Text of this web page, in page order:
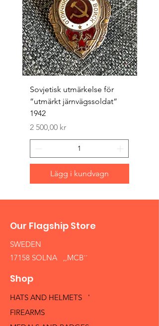
Sovjetisk utmärkelse för
”utmärkt järnvägssoldat”
1942
Pris
2 500,00 kr
Lägg i kundvagn
Our Flagship Store
SWEDEN
17158 SOLNA ,,MCB´´
Shop
HATS AND HELMETS '
FIREARMS